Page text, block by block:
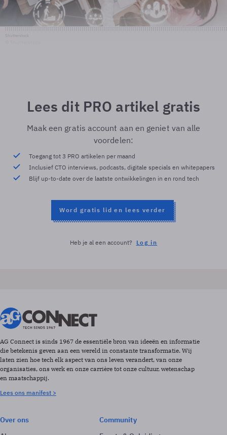
Lees dit PRO artikel gratis
Maak een gratis account aan en geniet van alle
voordelen:
Toegang tot 3 PRO artikelen per maand
Inclusief CTO interviews, podcasts, digitale specials en whitepapers
Blijf up-to-date over de laatste ontwikkelingen in en rond tech
Word gratis lid en lees verder
Heb je al een account? Log in
AG Connect is sinds 1967 de essentiële bron van ideeën en informatie
die betekenis geven aan een wereld in constante transformatie. Wij
laten zien hoe tech elk aspect van ons leven verandert, van onze
organisaties, ons werk en onze carrière tot onze cultuur, wetenschap
en maatschappij.
Lees ons manifest >
Over ons
Community